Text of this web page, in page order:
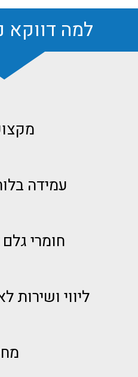
למה דווקא
עמידה
חומרי
ליווי ושירות